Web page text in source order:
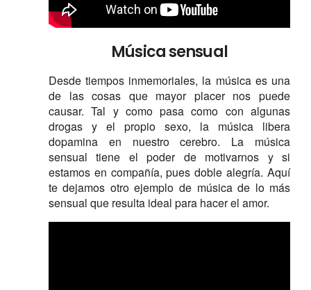
Música sensual
Desde tiempos inmemoriales, la música es una
de las cosas que mayor placer nos puede
causar. Tal y como pasa como con algunas
drogas y el propio sexo, la música libera
dopamina en nuestro cerebro. La música
sensual tiene el poder de motivarnos y si
estamos en compañía, pues doble alegría. Aquí
te dejamos otro ejemplo de música de lo más
sensual que resulta ideal para hacer el amor.